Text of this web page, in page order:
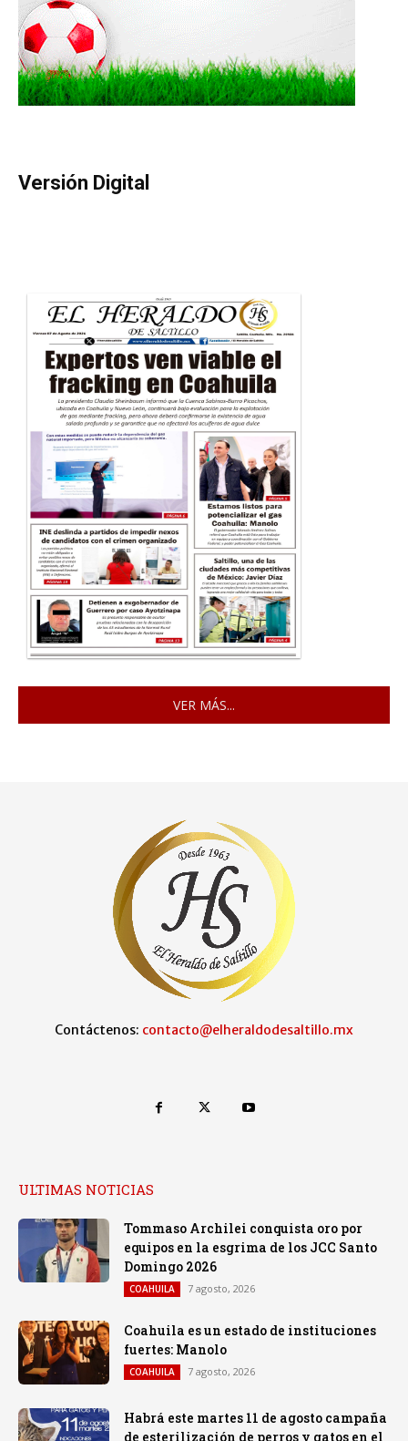
Versión Digital
VER MÁS...
Contáctenos: contacto@elheraldodesaltillo.mx
ULTIMAS NOTICIAS
Tommaso Archilei conquista oro por
equipos en la esgrima de los JCC Santo
Domingo 2026
COAHUILA 7 agosto, 2026
Coahuila es un estado de instituciones
fuertes: Manolo
COAHUILA 7 agosto, 2026
Habrá este martes 11 de agosto campaña
de esterilización de perros y gatos en el